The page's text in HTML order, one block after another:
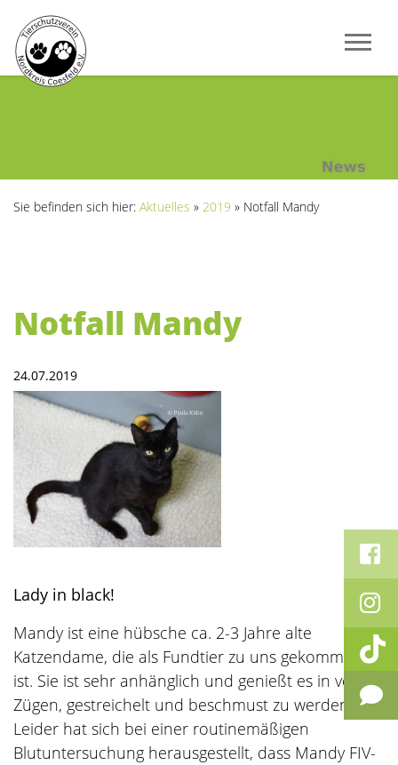
Sie befinden sich hier: Aktuelles » 2019 » Notfall Mandy
Notfall Mandy
24.07.2019
Lady in black!
Mandy ist eine hübsche ca. 2-3 Jahre alte
Katzendame, die als Fundtier zu uns gekommen
ist. Sie ist sehr anhänglich und genießt es in vollen
Zügen, gestreichelt und beschmust zu werden.
Leider hat sich bei einer routinemäßigen
Blutuntersuchung herausgestellt, dass Mandy FIV-